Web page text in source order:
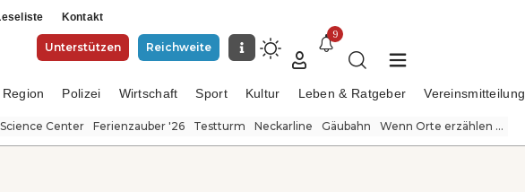
Kontakt
Unterstützen Reichweite
9
Polizei Wirtschaft Sport Kultur Leben & Ratgeber Vereinsmitteilung
Science Center Ferienzauber '26 Testturm Neckarline Gäubahn Wenn Orte erzählen ...